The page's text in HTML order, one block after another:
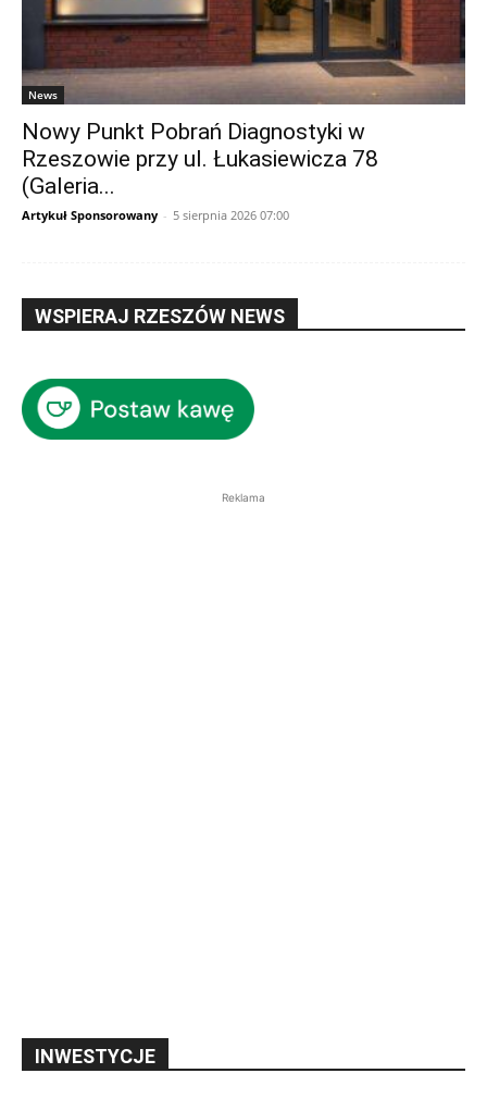
News
Nowy Punkt Pobrań Diagnostyki w
Rzeszowie przy ul. Łukasiewicza 78
(Galeria...
Artykuł Sponsorowany - 5 sierpnia 2026 07:00
WSPIERAJ RZESZÓW NEWS
Reklama
INWESTYCJE